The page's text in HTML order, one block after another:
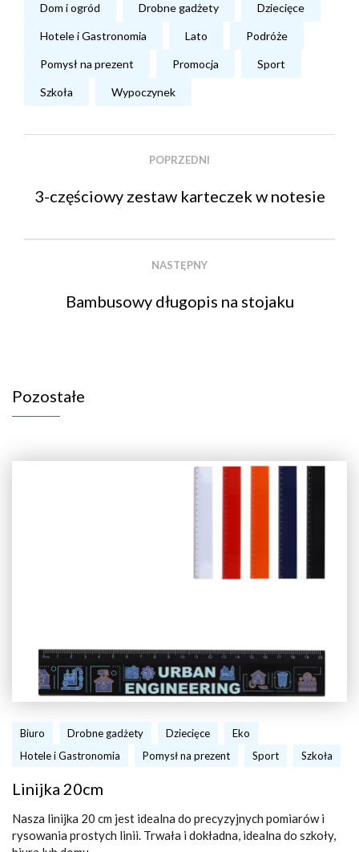
Dom i ogród Drobne gadżety Dziecięce
Hotele i Gastronomia Lato Podróże
Pomysł na prezent Promocja Sport
Szkoła Wypoczynek
POPRZEDNI
3-częściowy zestaw karteczek w notesie
NASTĘPNY
Bambusowy długopis na stojaku
Pozostałe
Biuro Drobne gadżety Dziecięce
Eko
Hotele i Gastronomia
Pomysł na prezent Sport Szkoła
Linijka 20cm
Nasza linijka 20 cm jest idealna do precyzyjnych pomiarów i
rysowania prostych linii. Trwała i dokładna, idealna do szkoły,